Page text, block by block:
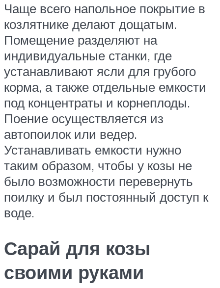
Чаще всего напольное покрытие в
козлятнике делают дощатым.
Помещение разделяют на
индивидуальные станки, где
устанавливают ясли для грубого
корма, а также отдельные емкости
под концентраты и корнеплоды.
Поение осуществляется из
автопоилок или ведер.
Устанавливать емкости нужно
таким образом, чтобы у козы не
было возможности перевернуть
поилку и был постоянный доступ к
воде.
Сарай для козы
своими руками